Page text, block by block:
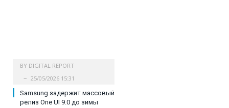
BY DIGITAL REPORT
25/05/2026 15:31
Samsung задержит массовый
релиз One UI 9.0 до зимы